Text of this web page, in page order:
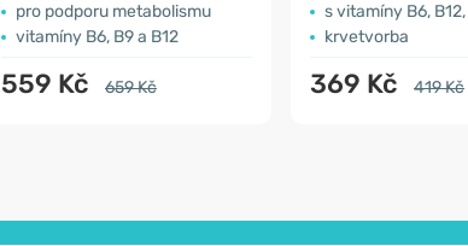
pro podporu metabolismu
vitamíny B6, B9 a B12
559 Kč 659 Kč
s vitamíny B6,
krvetvorba
369 Kč 419 Kč